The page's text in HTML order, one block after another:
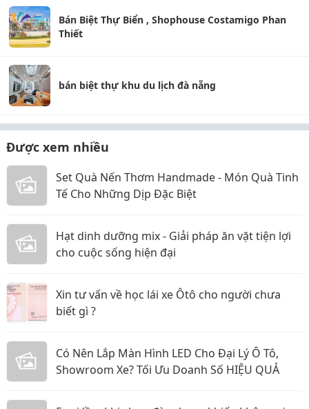
Bán Biệt Thự Biển , Shophouse Costamigo Phan
Thiết
bán biệt thự khu du lịch đà nẵng
Được xem nhiều
Set Quà Nến Thơm Handmade - Món Quà Tinh
Tế Cho Những Dịp Đặc Biệt
Hạt dinh dưỡng mix - Giải pháp ăn vặt tiện lợi
cho cuộc sống hiện đại
Xin tư vấn về học lái xe Ôtô cho người chưa
biết gì ?
Có Nên Lắp Màn Hình LED Cho Đại Lý Ô Tô,
Showroom Xe? Tối Ưu Doanh Số HIỆU QUẢ